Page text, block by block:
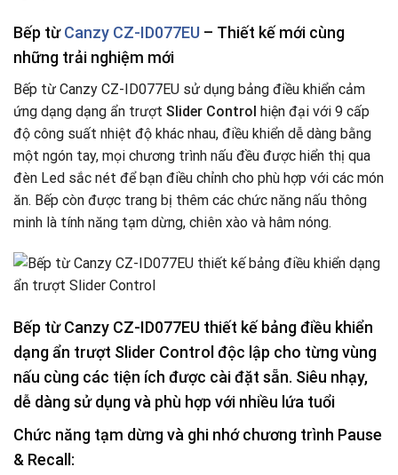
Bếp từCanzy CZ-ID077EU – Thiết kế mới cùng
những trải nghiệm mới
Bếp từ Canzy CZ-ID077EU sử dụng bảng điều khiển cảm
ứng dạng dạng ẩn trượt Slider Control hiện đại với 9 cấp
độ công suất nhiệt độ khác nhau, điều khiển dễ dàng bằng
một ngón tay, mọi chương trình nấu đều được hiển thị qua
đèn Led sắc nét để bạn điều chỉnh cho phù hợp với các món
ăn. Bếp còn được trang bị thêm các chức năng nấu thông
minh là tính năng tạm dừng, chiên xào và hâm nóng.
Bếp từ Canzy CZ-ID077EU thiết kế bảng điều khiển
dạng ẩn trượt Slider Control độc lập cho từng vùng
nấu cùng các tiện ích được cài đặt sẵn. Siêu nhạy,
dễ dàng sử dụng và phù hợp với nhiều lứa tuổi
Chức năng tạm dừng và ghi nhớ chương trình Pause
& Recall: